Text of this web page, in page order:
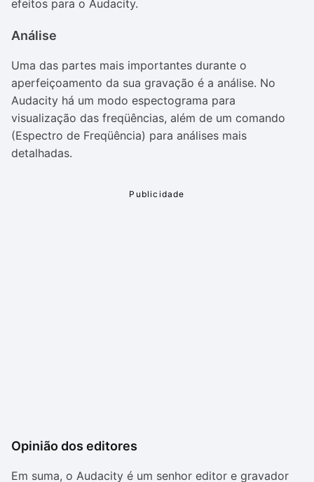
efeitos para o Audacity.
Análise
Uma das partes mais importantes durante o
aperfeiçoamento da sua gravação é a análise. No
Audacity há um modo espectograma para
visualização das freqüências, além de um comando
(Espectro de Freqüência) para análises mais
detalhadas.
Opinião dos editores
Em suma, o Audacity é um senhor editor e gravador